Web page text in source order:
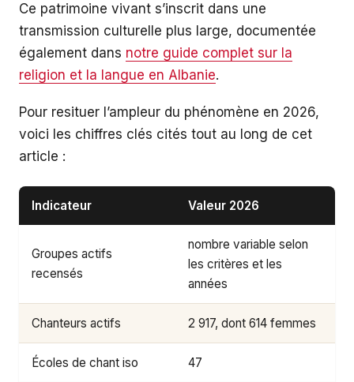
Ce patrimoine vivant s’inscrit dans une
transmission culturelle plus large, documentée
également dans notre guide complet sur la
religion et la langue en Albanie.
Pour resituer l’ampleur du phénomène en 2026,
voici les chiffres clés cités tout au long de cet
article :
Indicateur Valeur 2026
Groupes actifs
recensés
nombre variable selon
les critères et les
années
Chanteurs actifs 2 917, dont 614 femmes
Écoles de chant iso 47